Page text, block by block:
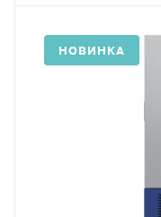
НОВИНКА